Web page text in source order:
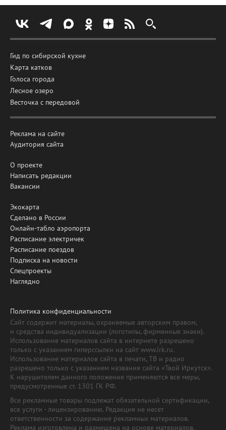
Гид по сибирской кухне
Карта катков
Голоса города
Лесное озеро
Весточка с передовой
Реклама на сайте
Аудитория сайта
О проекте
Написать редакции
Вакансии
Экокарта
Сделано в России
Онлайн-табло аэропорта
Расписание электричек
Расписание поездов
Подписка на новости
Спецпроекты
Наглядно
Политика конфиденциальности
Сайт содержит материалы, охраняемые авторским правом,
и средства индивидуализации (логотипы, фирменные знаки).
Использование материалов сайта в интернете разрешено
только с указанием гиперссылки на сайт www.irk.ru.
Использование материалов сайта в печати, ТВ и радио
разрешено только с указанием названия сайта «Твой Иркутск».
К нарушителям данного положения применяются все меры,
предусмотренные ст. 1301 ГК РФ.
Все рекламные товары подлежат обязательной сертификации,
все услуги - лицензированию. Редакция не несет
ответственности за содержание рекламных материалов.
Реклама изготовлена и размещена на основе материалов,